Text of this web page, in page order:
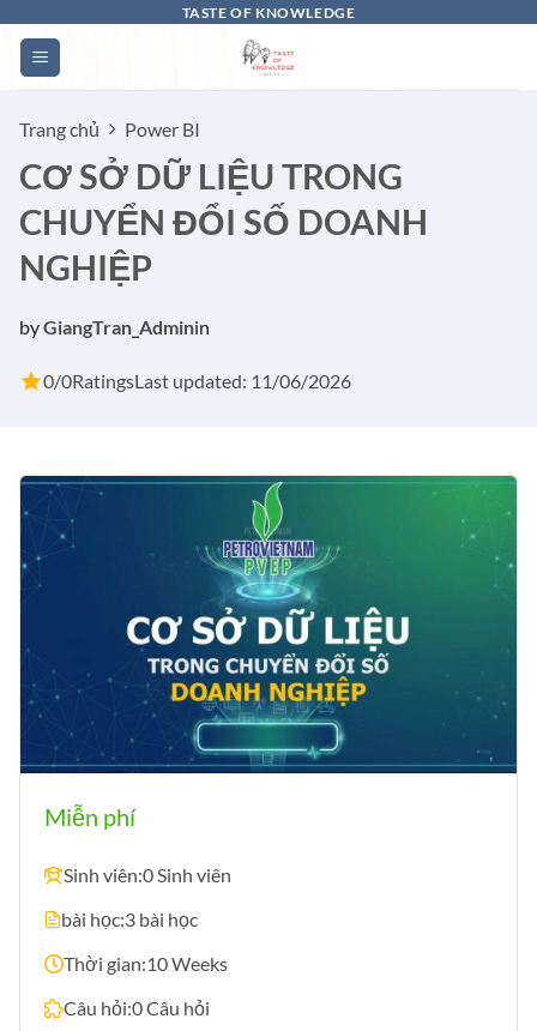
qua
nội
TASTE OF KNOWLEDGE
Trang chủ Power BI
CƠ SỞ DỮ LIỆU TRONG
CHUYỂN ĐỔI SỐ DOANH
NGHIỆP
byGiangTran_Adminin
0/0RatingsLast updated: 11/06/2026
Miễn phí
Sinh viên:0 Sinh viên
bài học:3 bài học
Thời gian:10 Weeks
Câu hỏi:0 Câu hỏi